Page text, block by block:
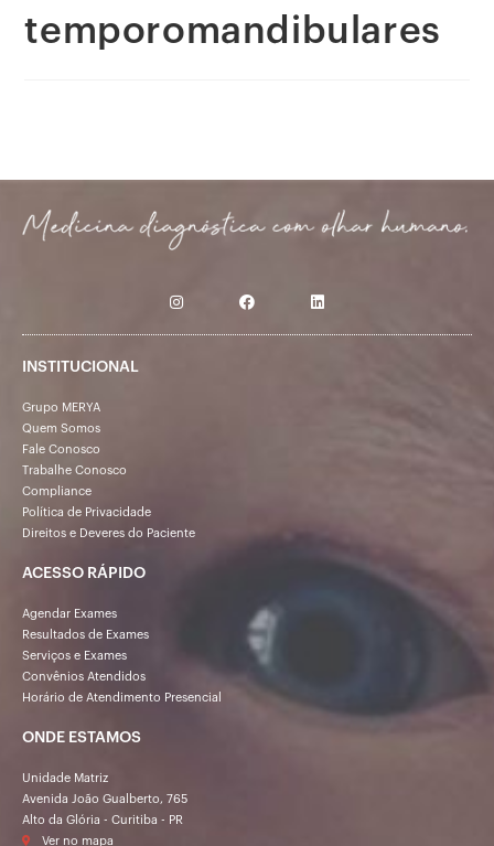
temporomandibulares
INSTITUCIONAL
Grupo MERYA
Quem Somos
Fale Conosco
Trabalhe Conosco
Compliance
Política de Privacidade
Direitos e Deveres do Paciente
ACESSO RÁPIDO
Agendar Exames
Resultados de Exames
Serviços e Exames
Convênios Atendidos
Horário de Atendimento Presencial
ONDE ESTAMOS
Unidade Matriz
Avenida João Gualberto, 765
Alto da Glória - Curitiba - PR
Ver no mapa